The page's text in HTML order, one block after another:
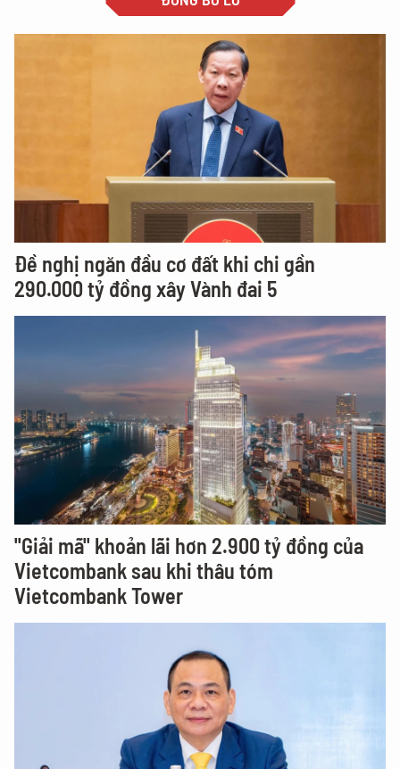
Đề nghị ngăn đầu cơ đất khi chi gần
290.000 tỷ đồng xây Vành đai 5
"Giải mã" khoản lãi hơn 2.900 tỷ đồng của
Vietcombank sau khi thâu tóm
Vietcombank Tower